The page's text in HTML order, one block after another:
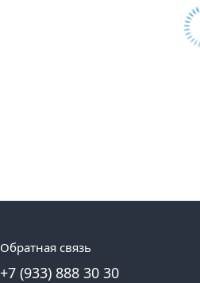
Обратная связь
+7 (933) 888 30 30